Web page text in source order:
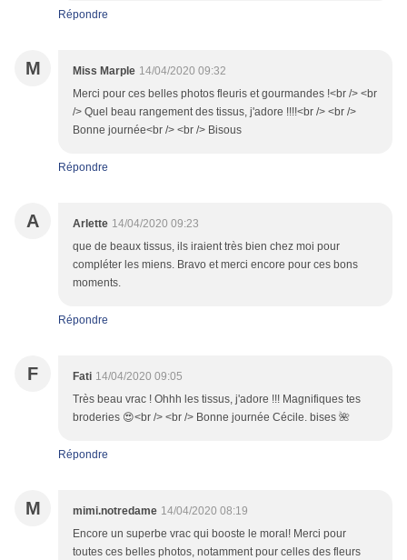
Répondre
M Miss Marple 14/04/2020 09:32
Merci pour ces belles photos fleuris et gourmandes !<br /> <br
/> Quel beau rangement des tissus, j'adore !!!!<br /> <br />
Bonne journée<br /> <br /> Bisous
Répondre
A Arlette 14/04/2020 09:23
que de beaux tissus, ils iraient très bien chez moi pour
compléter les miens. Bravo et merci encore pour ces bons
moments.
Répondre
F Fati 14/04/2020 09:05
Très beau vrac ! Ohhh les tissus, j'adore !!! Magnifiques tes
broderies 😍<br /> <br /> Bonne journée Cécile. bises 🌺
Répondre
M mimi.notredame 14/04/2020 08:19
Encore un superbe vrac qui booste le moral! Merci pour
toutes ces belles photos, notamment pour celles des fleurs